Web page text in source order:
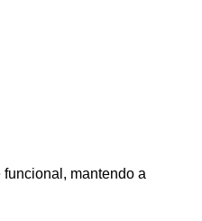
mantendo a